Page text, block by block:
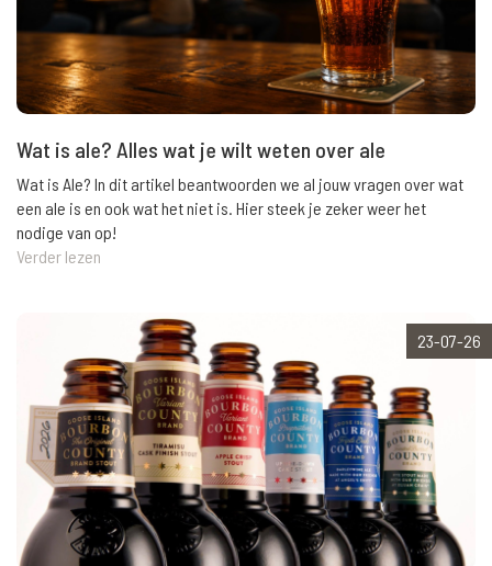
Wat is ale? Alles wat je wilt weten over ale
Wat is Ale? In dit artikel beantwoorden we al jouw vragen over wat
een ale is en ook wat het niet is. Hier steek je zeker weer het
nodige van op!
Verder lezen
23-07-26